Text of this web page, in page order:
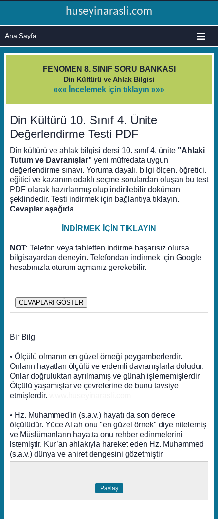
huseyinarasli.com
≡
FENOMEN 8. SINIF SORU BANKASI
Din Kültürü ve Ahlak Bilgisi
««« İncelemek için tıklayın »»»
Din Kültürü 10. Sınıf 4. Ünite
Değerlendirme Testi PDF
Din kültürü ve ahlak bilgisi dersi 10. sınıf 4. ünite "Ahlaki
Tutum ve Davranışlar" yeni müfredata uygun
değerlendirme sınavı. Yoruma dayalı, bilgi ölçen, öğretici,
eğitici ve kazanım odaklı seçme sorulardan oluşan bu test
PDF olarak hazırlanmış olup indirilebilir doküman
şeklindedir. Testi indirmek için bağlantıya tıklayın.
Cevaplar aşağıda.
İNDİRMEK İÇİN TIKLAYIN
NOT: Telefon veya tabletten indirme başarısız olursa
bilgisayardan deneyin. Telefondan indirmek için Google
hesabınızla oturum açmanız gerekebilir.
CEVAPLARI GÖSTER
Bir Bilgi
• Ölçülü olmanın en güzel örneği peygamberlerdir.
Onların hayatları ölçülü ve erdemli davranışlarla doludur.
Onlar doğruluktan ayrılmamış ve günah işlememişlerdir.
Ölçülü yaşamışlar ve çevrelerine de bunu tavsiye
etmişlerdir.
• Hz. Muhammed'in (s.a.v.) hayatı da son derece
ölçülüdür. Yüce Allah onu "en güzel örnek" diye nitelemiş
ve Müslümanların hayatta onu rehber edinmelerini
istemiştir. Kur’an ahlakıyla hareket eden Hz. Muhammed
(s.a.v.) dünya ve ahiret dengesini gözetmiştir.
Paylaş